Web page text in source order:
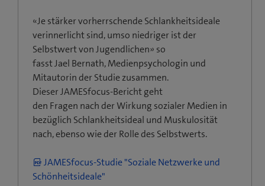
«Je stärker vorherrschende Schlankheitsideale
verinnerlicht sind, umso niedriger ist der
Selbstwert von Jugendlichen» so
fasst Jael Bernath, Medienpsychologin und
Mitautorin der Studie zusammen.
Dieser JAMESfocus-Bericht geht
den Fragen nach der Wirkung sozialer Medien in
bezüglich Schlankheitsideal und Muskulosität
nach, ebenso wie der Rolle des Selbstwerts.
JAMESfocus-Studie "Soziale Netzwerke und
Schönheitsideale"